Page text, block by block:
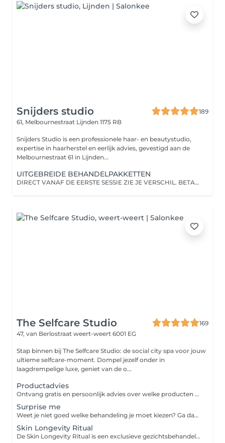
Snijders studio
189
61, Melbournestraat Lijnden 1175 RB
Snijders Studio is een professionele haar- en beautystudio,
expertise in haarherstel en eerlijk advies, gevestigd aan de
Melbournestraat 61 in Lijnden...
UITGEBREIDE BEHANDELPAKKETTEN
DIRECT VANAF DE EERSTE SESSIE ZIE JE VERSCHIL. BETAALMOGELIJKHEDEN IN TERMIJNEN MOGELIJK.
The Selfcare Studio
169
47, van Berlostraat weert-weert 6001 EG
Stap binnen bij The Selfcare Studio: de social city spa voor jouw
ultieme selfcare-moment. Dompel jezelf onder in
laagdrempelige luxe, geniet van de o...
Productadvies
Ontvang gratis en persoonlijk advies over welke producten het beste passen bij jouw huidtype en huidbehoeften. Samen kijken we naar jouw huidige routine en stellen we een passend advies op.
Surprise me
Weet je niet goed welke behandeling je moet kiezen? Ga dan voor de surprise me. We kijken samen welke behandeling voor jou het meest geschikt is.
Skin Longevity Ritual
De Skin Longevity Ritual is een exclusieve gezichtsbehandeling die verder gaat dan traditionele anti-aging. Deze behandeling ondersteunt de huid op celniveau en focust op gezond, sterk en mooi ouder worden. Door een combinatie van geavanceerde actieve ingrediënten, professionele massagetechnieken en het innovatieve Efficacy Booster device wordt de huid intensief gestimuleerd om zich te vernieuwen, herstellen en versterken. De behandeling verbetert de stevigheid, verfijnt de gezichtscontouren en geeft de huid een frisse, jeugdige uitstraling. De zorgvuldig geselecteerde werkstoffen waaronder NAD+ Activator, bio-gefermenteerde peptiden en botanische extracten, werken doelgericht op de diepere huidlagen om oxidatieve stress te verminderen, celvernieuwing te activeren en huidveroudering bij de kern aan te pakken.